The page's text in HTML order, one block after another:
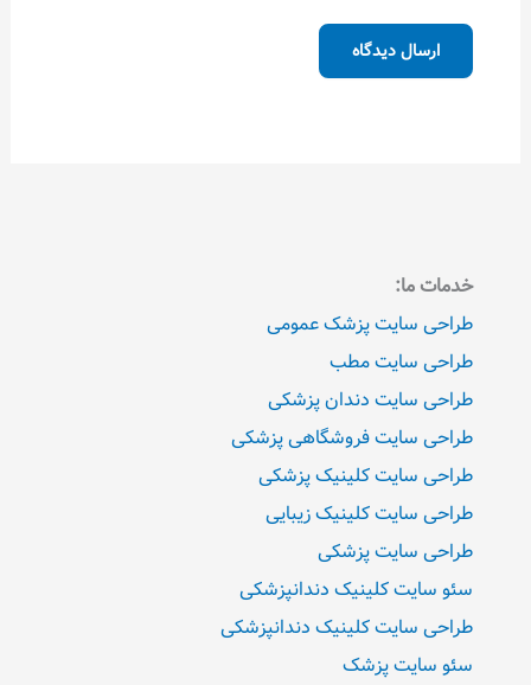
خدمات ما:
طراحی سایت پزشک عمومی
طراحی سایت مطب
طراحی سایت دندان پزشکی
طراحی سایت فروشگاهی پزشکی
طراحی سایت کلینیک پزشکی
طراحی سایت کلینیک زیبایی
طراحی سایت پزشکی
سئو سایت کلینیک دندانپزشکی
طراحی سایت کلینیک دندانپزشکی
سئو سایت پزشک